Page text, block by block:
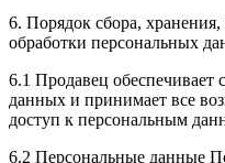
6. Порядок сбора,
обработки персональных
6.1 Продавец обеспечивает
данных и принимает все
доступ к персональным
6.2 Персональные данные